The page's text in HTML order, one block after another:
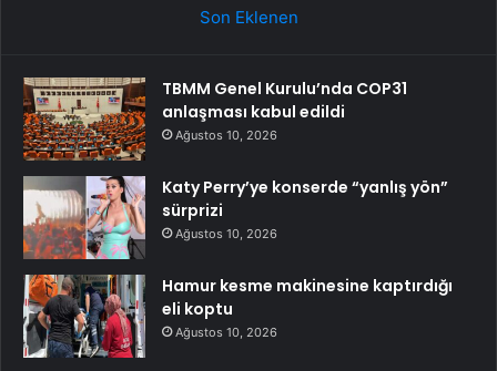
Son Eklenen
TBMM Genel Kurulu’nda COP31
anlaşması kabul edildi
Ağustos 10, 2026
Katy Perry’ye konserde “yanlış yön”
sürprizi
Ağustos 10, 2026
Hamur kesme makinesine kaptırdığı
eli koptu
Ağustos 10, 2026